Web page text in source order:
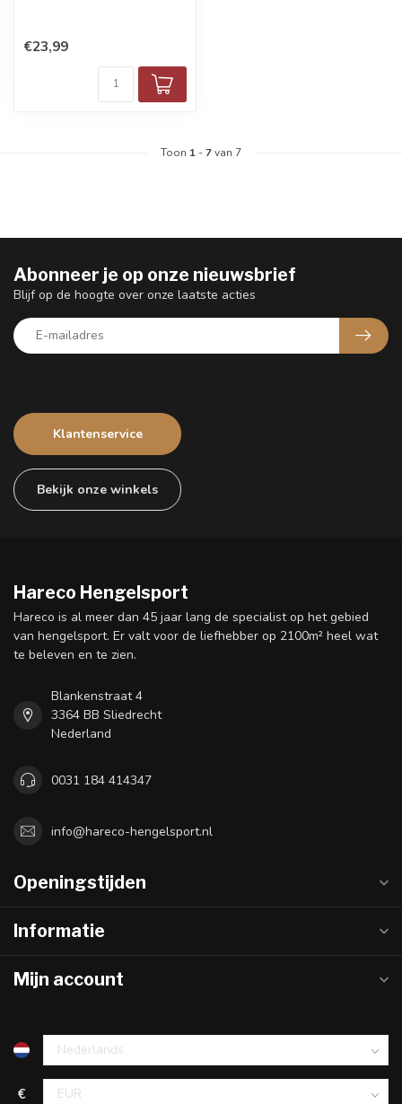
€23,99
Toon 1 -7van 7
Klantenservice
Bekijk onze winkels
Abonneer je op onze nieuwsbrief
Blijf op de hoogte over onze laatste acties
Hareco Hengelsport
Hareco is al meer dan 45 jaar lang de specialist op het gebied
van hengelsport. Er valt voor de liefhebber op 2100m² heel wat
te beleven en te zien.
Blankenstraat 4
3364 BB Sliedrecht
Nederland
0031 184 414347
info@hareco-hengelsport.nl
Openingstijden
Informatie
Mijn account
€